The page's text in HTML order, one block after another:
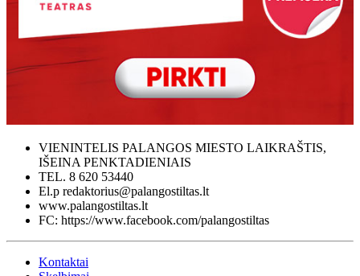
VIENINTELIS PALANGOS MIESTO LAIKRAŠTIS,
IŠEINA PENKTADIENIAIS
TEL. 8 620 53440
El.p redaktorius@palangostiltas.lt
www.palangostiltas.lt
FC: https://www.facebook.com/palangostiltas
Kontaktai